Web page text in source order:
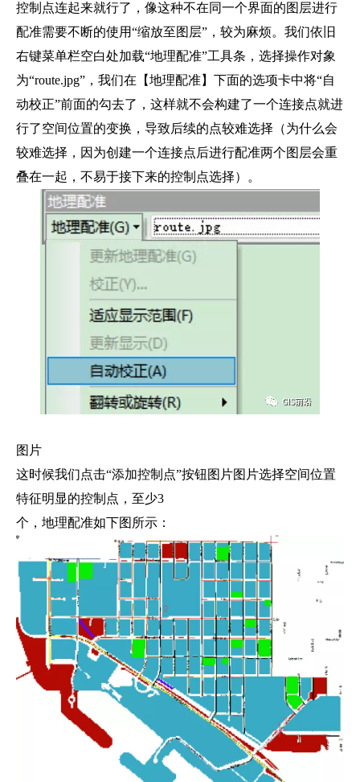
控制点连起来就行了，像这种不在同一个界面的图层进行
配准需要不断的使用“缩放至图层”，较为麻烦。我们依旧
右键菜单栏空白处加载“地理配准”工具条，选择操作对象
为“route.jpg”，我们在【地理配准】下面的选项卡中将“自
动校正”前面的勾去了，这样就不会构建了一个连接点就进
行了空间位置的变换，导致后续的点较难选择（为什么会
较难选择，因为创建一个连接点后进行配准两个图层会重
叠在一起，不易于接下来的控制点选择）。
图片
这时候我们点击“添加控制点”按钮图片图片选择空间位置
特征明显的控制点，至少3
个，地理配准如下图所示：